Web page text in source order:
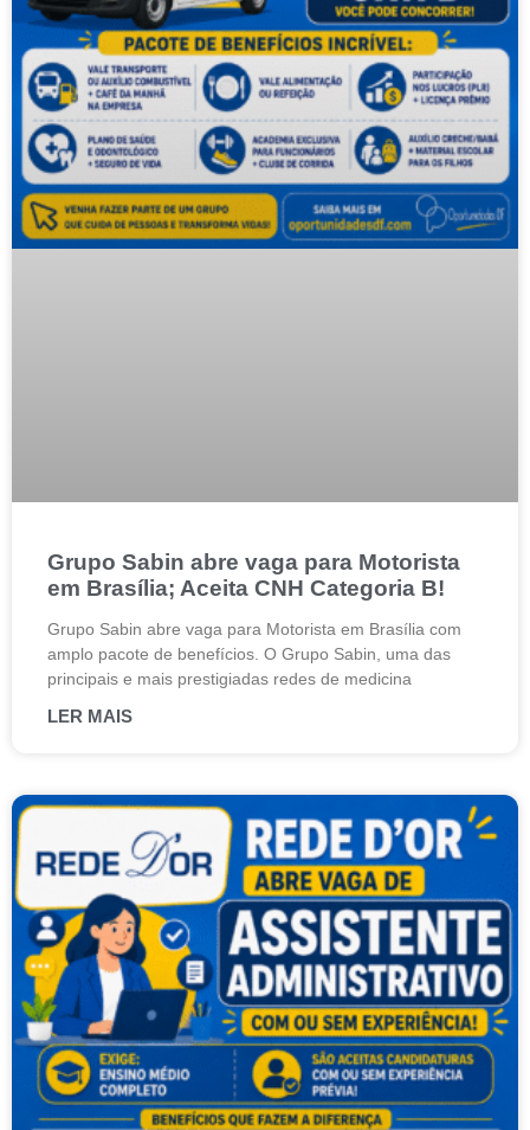
Grupo Sabin abre vaga para Motorista
em Brasília; Aceita CNH Categoria B!
Grupo Sabin abre vaga para Motorista em Brasília com
amplo pacote de benefícios. O Grupo Sabin, uma das
principais e mais prestigiadas redes de medicina
LER MAIS